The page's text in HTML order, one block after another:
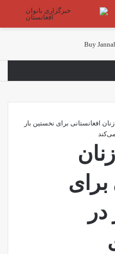
افغانستانی برای نخستین بار
برای